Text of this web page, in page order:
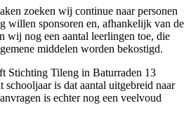
zoeken wij continue naar personen
willen sponsoren en, afhankelijk van de
wij nog een aantal leerlingen toe, die
middelen worden bekostigd.
Stichting Tileng in Baturraden 13
schooljaar is dat aantal uitgebreid naar
is echter nog een veelvoud